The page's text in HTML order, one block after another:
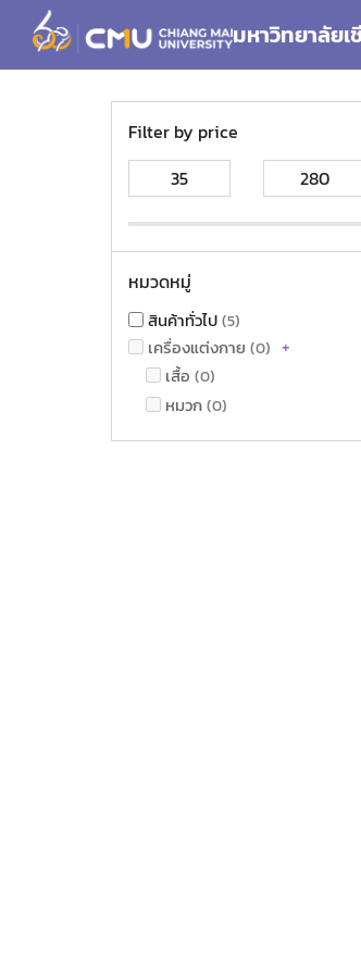
content
มหาวิทยาลัยเ
Filter by price
หมวดหมู่
สินค้าทั่วไป 5
เครื่องแต่งกาย +
0
เสื้อ 0
หมวก 0